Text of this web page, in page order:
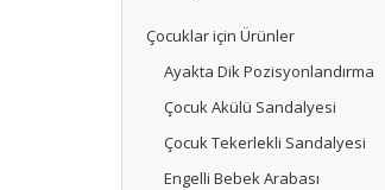
Çocuklar için Ürünler
Ayakta Dik Pozisyonlandırma
Çocuk Akülü Sandalyesi
Çocuk Tekerlekli Sandalyesi
Engelli Bebek Arabası